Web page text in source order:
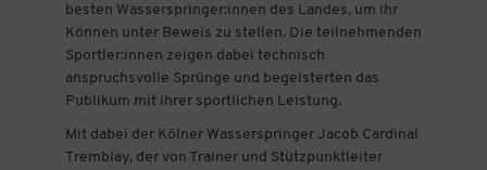
besten Wasserspringer:innen des Landes, um ihr
Können unter Beweis zu stellen. Die teilnehmenden
Sportler:innen zeigen dabei technisch
anspruchsvolle Sprünge und begeisterten das
Publikum mit ihrer sportlichen Leistung.
Mit dabei der Kölner Wasserspringer Jacob Cardinal
Tremblay, der von Trainer und Stützpunktleiter